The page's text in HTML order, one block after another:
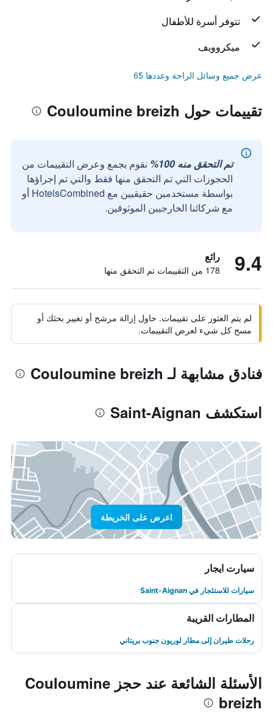
تتوفر أسرة للأطفال
ميكروويف
عرض جميع وسائل الراحة وعددها 65
تقييمات حول Couloumine breizh
تم التحقق منه 100%
نقوم بجمع وعرض التقييمات من
الحجوزات التي تم التحقق منها فقط والتي تم إجراؤها
بواسطة مستخدمين حقيقيين مع HotelsCombined أو
مع شركائنا الخارجيين الموثوقين.
9.4 رائع
178 من التقييمات تم التحقق منها
لم يتم العثور على تقييمات. حاول إزالة مرشح أو تغيير بحثك أو
مسح كل شيء لعرض التقييمات.
فنادق مشابهة لـ Couloumine breizh
استكشف Saint-Aignan
اعرض على الخريطة
سيارت ايجار
سيارات للاستئجار في Saint-Aignan
المطارات القريبة
رحلات طيران إلى مطار لوريون جنوب بريتاني
الأسئلة الشائعة عند حجز Couloumine
breizh